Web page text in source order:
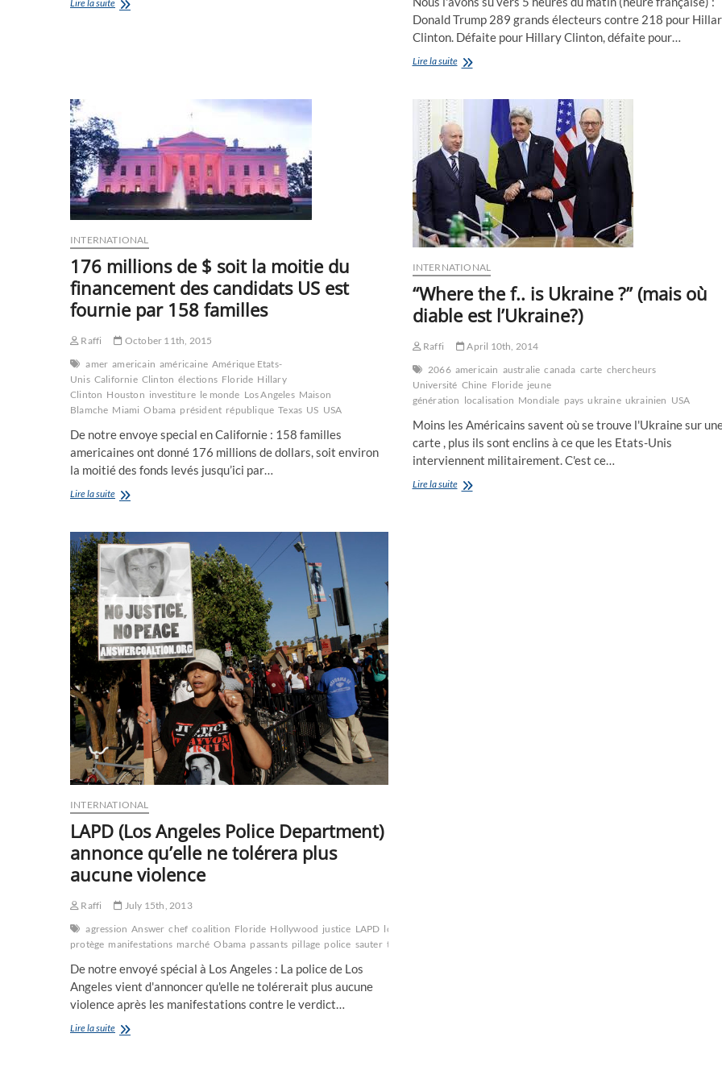
Lire la suite
Donald Trump 289 grands électeurs contre 218 pour
Clinton. Défaite pour Hillary Clinton, défaite pour…
Lire la suiteAnd
Donald
Trump
!!!!
:
inacceptables
tweets
(effacés
depuis)
de
l’ambassadeur
de
France
INTERNATIONAL
176 millions de $ soit la moitie du
financement des candidats US est
fournie par 158 familles
Raffi
October 11th, 2015
amer americain américaine Amérique Etats-
Unis Californie Clinton élections Floride Hillary
Clinton Houston investiture le monde Los Angeles Maison
Blamche Miami Obama président république Texas US USA
De notre envoye special en Californie : 158 familles
americaines ont donné 176 millions de dollars, soit environ
la moitié des fonds levés jusqu’ici par…
Lire la suite176
$
soit
moitie
du
financement
des
candidats
US
est
fournie
par
158
familles
INTERNATIONAL
“Where the f.. is Ukraine ?” (mais où
diable est l’Ukraine?)
Raffi
April 10th, 2014
2066 americain australie canada carte chercheurs
Université Chine Floride jeune
génération localisation Mondiale pays ukraine ukrainien USA
Moins les Américains savent où se trouve l'Ukraine sur
carte , plus ils sont enclins à ce que les Etats-Unis
interviennent militairement. C'est ce…
Lire la suite“Where
INTERNATIONAL
LAPD (Los Angeles Police Department)
annonce qu’elle ne tolérera plus
aucune violence
Raffi
July 15th, 2013
agression Answer chef coalition Floride Hollywood justice LAPD loi
protège manifestations marché Obama passants pillage police sauter tolérance
De notre envoyé spécial à Los Angeles : La police de Los
Angeles vient d'annoncer qu'elle ne tolérerait plus aucune
violence après les manifestations contre le verdict…
Lire la suiteLAPD